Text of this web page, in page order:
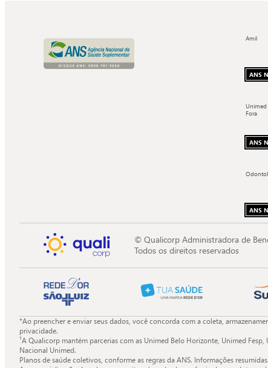
Amil
ANS
Unimed
Fora
ANS
ANS
© Qualicorp Administradora de
Todos os direitos reservados
*Ao preencher e enviar seus dados, você concorda com a coleta,
privacidade.
¹A Qualicorp mantém parcerias com as Unimed Belo Horizonte, Unimed
Nacional Unimed.
Planos de saúde coletivos, conforme as regras da ANS. Informações resumidas.